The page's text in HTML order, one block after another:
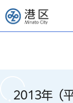
港区
2013年（